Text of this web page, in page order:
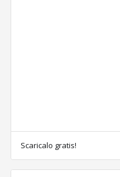
Scaricalo gratis!